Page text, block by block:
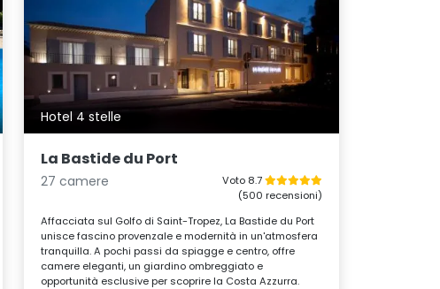
Hotel 4 stelle
La Bastide du Port
27 camere
Voto 8.7
(500 recensioni)
Affacciata sul Golfo di Saint-Tropez, La Bastide du Port
unisce fascino provenzale e modernità in un'atmosfera
tranquilla. A pochi passi da spiagge e centro, offre
camere eleganti, un giardino ombreggiato e
opportunità esclusive per scoprire la Costa Azzurra.